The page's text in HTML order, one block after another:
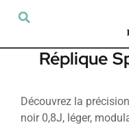
Réplique
Découvrez la
noir 0,8J, léger,